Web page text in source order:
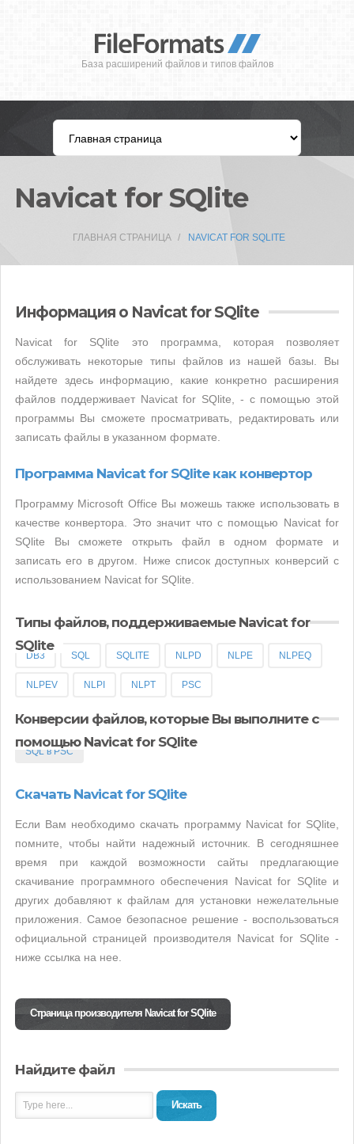
База расширений файлов и типов файлов
Navicat for SQlite
ГЛАВНАЯ СТРАНИЦА NAVICAT FOR SQLITE
Информация о Navicat for SQlite
Navicat for SQlite это программа, которая позволяет
обслуживать некоторые типы файлов из нашей базы. Вы
найдете здесь информацию, какие конкретно расширения
файлов поддерживает Navicat for SQlite, - с помощью этой
программы Вы сможете просматривать, редактировать или
записать файлы в указанном формате.
Программа Navicat for SQlite как конвертор
Программу Microsoft Office Вы можешь также использовать в
качестве конвертора. Это значит что с помощью Navicat for
SQlite Вы сможете открыть файл в одном формате и
записать его в другом. Ниже список доступных конверсий с
использованием Navicat for SQlite.
Типы файлов, поддерживаемые Navicat for
SQlite
DB3 SQL SQLITE NLPD NLPE NLPEQ
NLPEV NLPI NLPT PSC
Конверсии файлов, которые Вы выполните с
помощью Navicat for SQlite
SQL в PSC
Скачать Navicat for SQlite
Если Вам необходимо скачать программу Navicat for SQlite,
помните, чтобы найти надежный источник. В сегодняшнее
время при каждой возможности сайты предлагающие
скачивание программного обеспечения Navicat for SQlite и
других добавляют к файлам для установки нежелательные
приложения. Самое безопасное решение - воспользоваться
официальной страницей производителя Navicat for SQlite -
ниже ссылка на нее.
Страница производителя Navicat for SQlite
Найдите файл
Искать